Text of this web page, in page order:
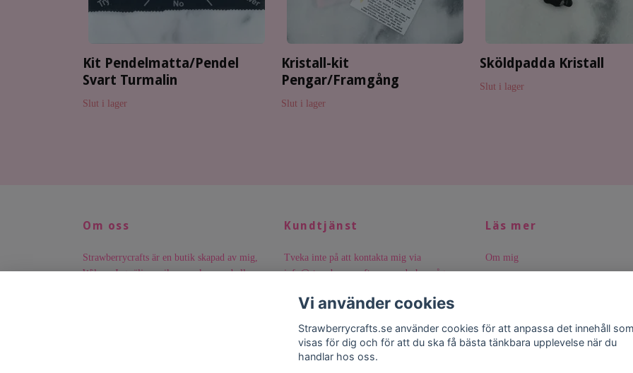
Kit Pendelmatta/Pendel
Svart Turmalin
Slut i lager
Kristall-kit
Pengar/Framgång
Slut i lager
Sköldpadda Kristall
Slut i lager
Om oss
Strawberrycrafts är en butik skapad av mig,
Wilma. Jag säljer unika smycken med alla
Kundtjänst
Tveka inte på att kontakta mig via
info@strawberrycrafts.seom du har några
Läs mer
Om mig
Köpvillkor
Vi använder cookies
Strawberrycrafts.se använder cookies för att anpassa det innehåll som
visas för dig och för att du ska få bästa tänkbara upplevelse när du
handlar hos oss.